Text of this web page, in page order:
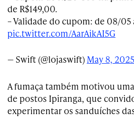
de R$149,00.
– Validade do cupom: de 08/
pic.twitter.com/AarAikAI5G
— Swift (@lojaswift) May 8, 2025
A fumaça também motivou
de postos Ipiranga, que
experimentar os sanduíches